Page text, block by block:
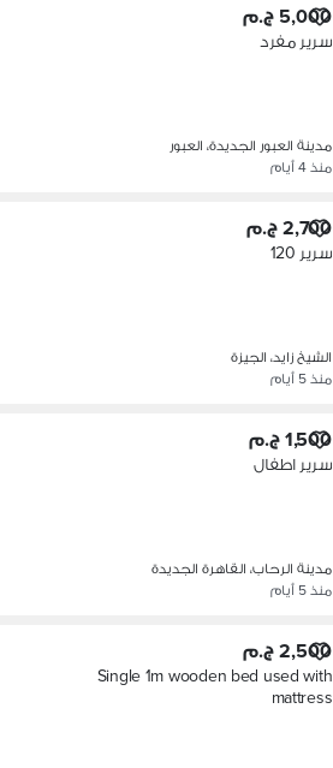
5,000 ج.م
سرير مفرد
مدينة العبور الجديدة، العبور
منذ 4 أيام
2,700 ج.م
سرير 120
الشيخ زايد، الجيزة
منذ 5 أيام
1,500 ج.م
سرير اطفال
مدينة الرحاب، القاهرة الجديدة
منذ 5 أيام
2,500 ج.م
Single 1m wooden bed used with
mattress